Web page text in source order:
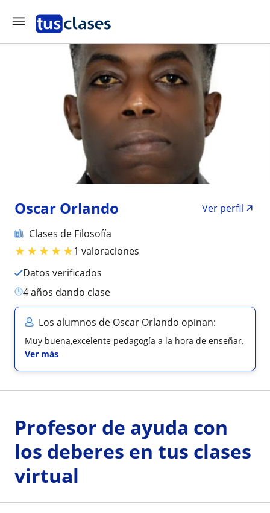
Oscar Orlando
Ver perfil
Clases de Filosofía
★★★★★1 valoraciones
Datos verificados
4 años dando clase
Los alumnos de Oscar Orlando opinan:
Muy buena,excelente pedagogía a la hora de enseñar.
Ver más
Profesor de ayuda con
los deberes en tus clases
virtual